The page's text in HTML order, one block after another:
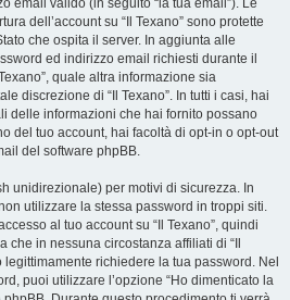
email valido (in seguito “la tua email”). Le
dell’account su “Il Texano” sono protette
che ospita il server. In aggiunta alle
ed indirizzo email richiesti durante il
quale altra informazione sia
discrezione di “Il Texano”. In tutti i casi, hai
delle informazioni che hai fornito possano
del tuo account, hai facoltà di opt-in o opt-out
del software phpBB.
unidirezionale) per motivi di sicurezza. In
utilizzare la stessa password in troppi siti.
al tuo account su “Il Texano”, quindi
in nessuna circostanza affiliati di “Il
legittimamente richiedere la tua password. Nel
puoi utilizzare l’opzione “Ho dimenticato la